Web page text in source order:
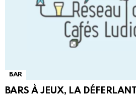
BAR
BARS À JEUX, LA